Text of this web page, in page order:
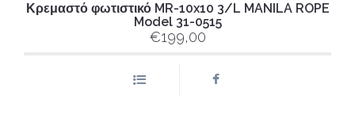
Κρεμαστό φωτιστικό MR-10x10 3/L MANILA ROPE
Model 31-0515
€199,00